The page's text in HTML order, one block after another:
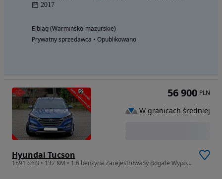
2017
Elbląg (Warmińsko-mazurskie)
Prywatny sprzedawca • Opublikowano
Hyundai Tucson
1591 cm3 • 132 KM • 1.6 benzyna Zarejestrowany Bogate Wyposażenie gwarancja
56 900 PLN
W granicach średniej